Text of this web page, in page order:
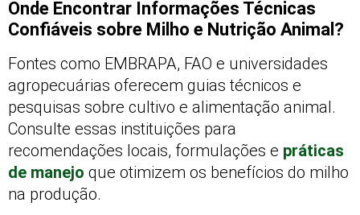
Onde Encontrar Informações Técnicas
Confiáveis sobre Milho e Nutrição Animal?
Fontes como EMBRAPA, FAO e universidades
agropecuárias oferecem guias técnicos e
pesquisas sobre cultivo e alimentação animal.
Consulte essas instituições para
recomendações locais, formulações e práticas
de manejo que otimizem os benefícios do milho
na produção.